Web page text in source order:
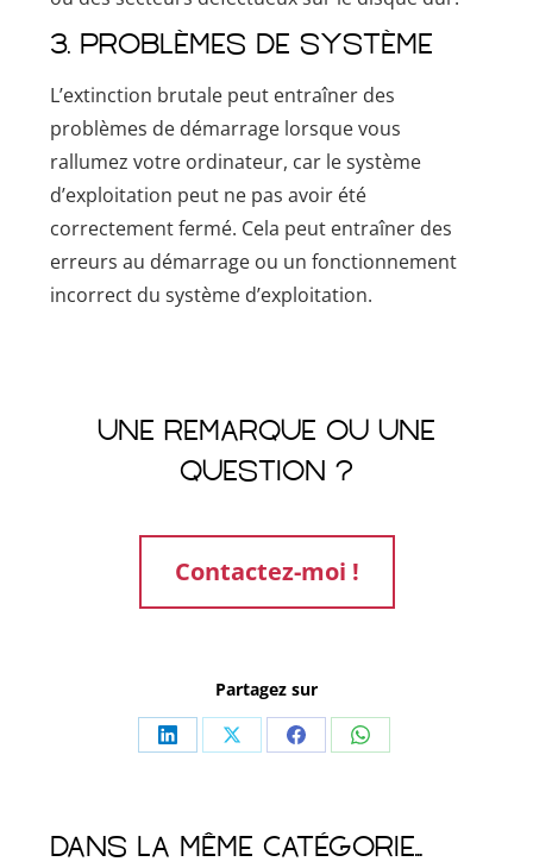
3. Problèmes de système
L’extinction brutale peut entraîner des
problèmes de démarrage lorsque vous
rallumez votre ordinateur, car le système
d’exploitation peut ne pas avoir été
correctement fermé. Cela peut entraîner des
erreurs au démarrage ou un fonctionnement
incorrect du système d’exploitation.
Une remarque ou une
question ?
Contactez-moi !
Partagez sur
PartagerPartagerPartagerPartager
Dans la même catégorie...